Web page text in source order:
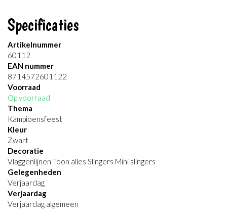
Specificaties
Artikelnummer
60112
EAN nummer
8714572601122
Voorraad
Op voorraad
Thema
Kampioensfeest
Kleur
Zwart
Decoratie
Vlaggenlijnen Toon alles Slingers Mini slingers
Gelegenheden
Verjaardag
Verjaardag
Verjaardag algemeen